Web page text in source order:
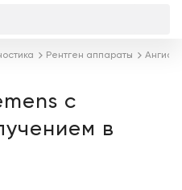
Рентген аппараты
с
в